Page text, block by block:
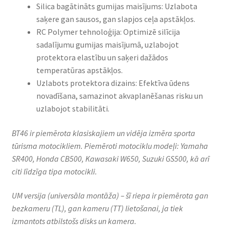
Silica bagātināts gumijas maisījums: Uzlabota
saķere gan sausos, gan slapjos ceļa apstākļos.​
RC Polymer tehnoloģija: Optimizē silīcija
sadalījumu gumijas maisījumā, uzlabojot
protektora elastību un saķeri dažādos
temperatūras apstākļos.​
Uzlabots protektora dizains: Efektīva ūdens
novadīšana, samazinot akvaplanēšanas risku un
uzlabojot stabilitāti.​
BT46 ir piemērota klasiskajiem un vidēja izmēra sporta
tūrisma motocikliem.​ Piemēroti motociklu modeļi: Yamaha
SR400, Honda CB500, Kawasaki W650, Suzuki GS500, kā arī
citi līdzīga tipa motocikli.
UM versija (universāla montāža) – šī riepa ir piemērota gan
bezkameru (TL), gan kameru (TT) lietošanai, ja tiek
izmantots atbilstošs disks un kamera.